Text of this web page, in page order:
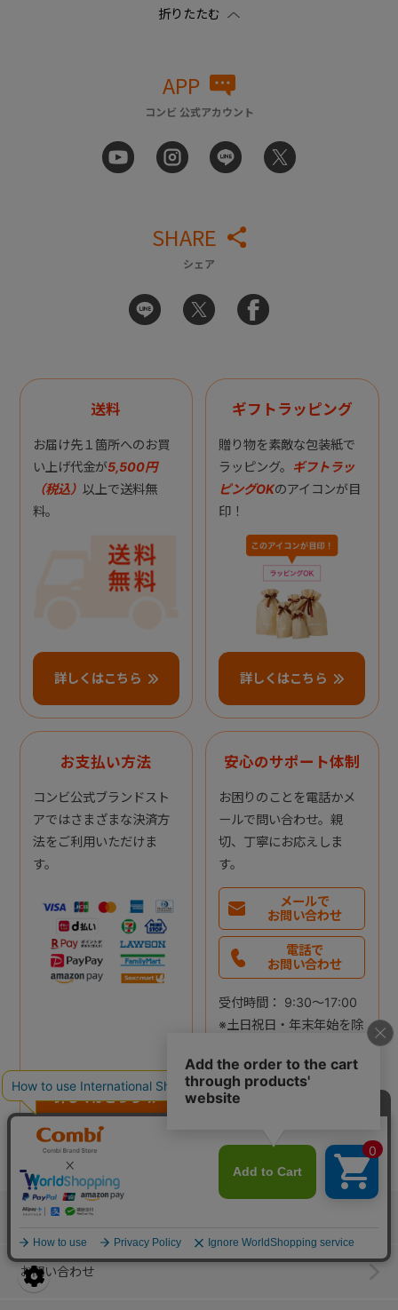
APP
コンビ 公式アカウント
SHARE
シェア
送料
お届け先１箇所へのお買
い上げ代金が5,500円
（税込） 以上で送料無
料。
詳しくはこちら
ギフトラッピング
贈り物を素敵な包装紙で
ラッピング。 ギフトラッ
ピングOKのアイコンが目
印！
詳しくはこちら
お支払い方法
コンビ公式ブランドスト
アではさまざまな決済方
法をご利用いただけま
す。
詳しくはこちら
安心のサポート体制
お困りのことを電話かメ
ールで問い合わせ。親
切、丁寧にお応えしま
す。
メールで
お問い合わせ
電話で
お問い合わせ
受付時間： 9:30～17:00
※土日祝日・年末年始を除
ご利用ガイド
お問い合わせ